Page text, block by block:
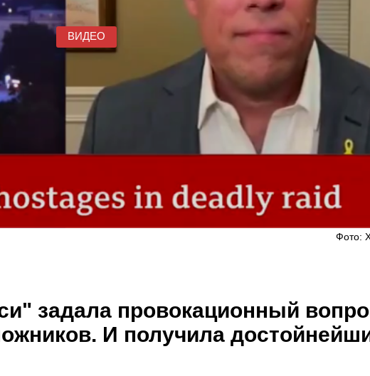
ВИДЕО
Фото:
задала провокационный
И получила